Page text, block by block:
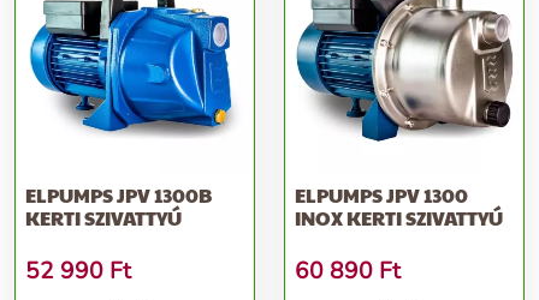
ELPUMPS JPV 1300B
KERTI SZIVATTYÚ
52 990 Ft
ELPUMPS JPV 1300
INOX KERTI SZIVATTYÚ
60 890 Ft